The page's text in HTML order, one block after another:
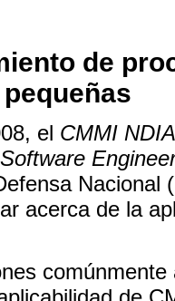
de
el CMMI
Software
Nacional
acerca de la